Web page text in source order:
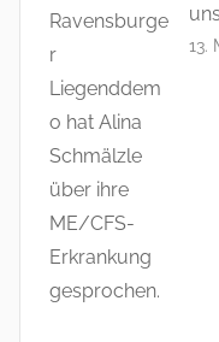
13.